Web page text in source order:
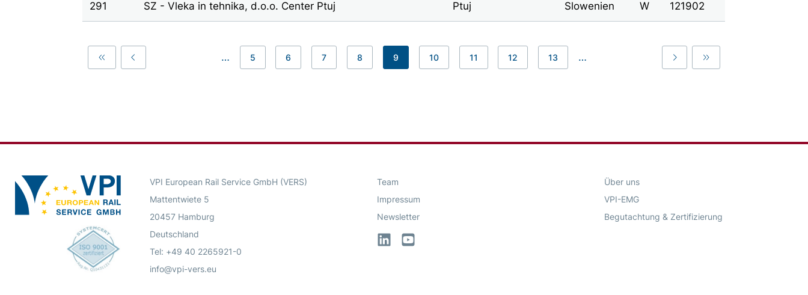
291 SZ - Vleka in tehnika, d.o.o. Center Ptuj Ptuj Slowenien W 121902
First Previous
… 5 6 7 8 9 10 11 12 13 …
Last Last
VPI European Rail Service GmbH (VERS)
Mattentwiete 5
20457 Hamburg
Deutschland
Tel: +49 40 2265921-0
info@vpi-vers.eu
Team
Impressum
Newsletter
LinkedInYouTube
Über uns
VPI-EMG
Begutachtung & Zertifizierung